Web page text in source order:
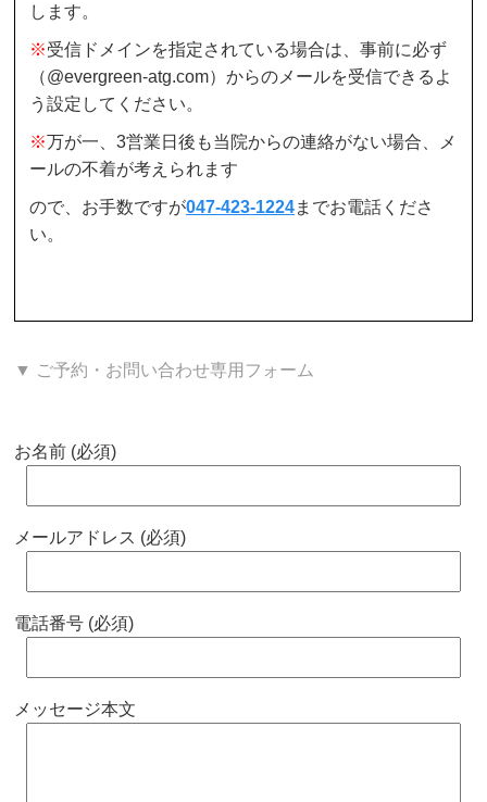
します。
※受信ドメインを指定されている場合は、事前に必ず
（@evergreen-atg.com）からのメールを受信できるよ
う設定してください。
※万が一、3営業日後も当院からの連絡がない場合、メ
ールの不着が考えられます
ので、お手数ですが047-423-1224までお電話くださ
い。
▼ ご予約・お問い合わせ専用フォーム
お名前 (必須)
メールアドレス (必須)
電話番号 (必須)
メッセージ本文